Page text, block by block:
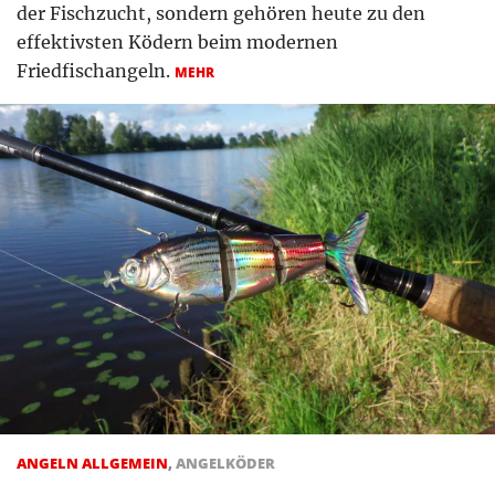
der Fischzucht, sondern gehören heute zu den
effektivsten Ködern beim modernen
Friedfischangeln. MEHR
ANGELN ALLGEMEIN, ANGELKÖDER